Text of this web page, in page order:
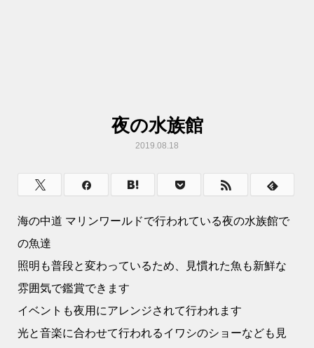
夜の水族館
2019.08.18
海の中道 マリンワールドで行われている夜の水族館で
の魚達
照明も普段と変わっているため、見慣れた魚も新鮮な
雰囲気で鑑賞できます
イベントも夜用にアレンジされて行われます
光と音楽に合わせて行われるイワシのショーなども見